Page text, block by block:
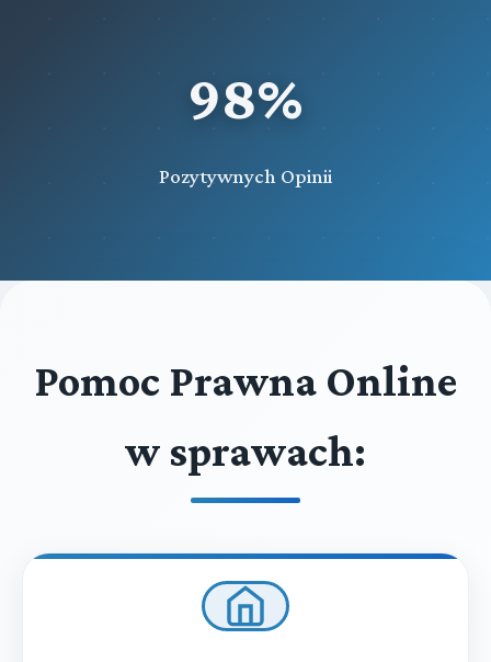
98%
Pozytywnych Opinii
Pomoc Prawna Online
w sprawach: